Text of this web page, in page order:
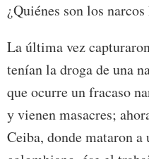
¿Quiénes son los
La última vez
tenían la droga de una
que ocurre un fracaso
y vienen masacres;
Ceiba, donde mataron